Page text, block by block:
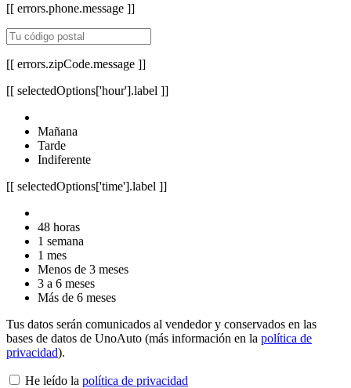
[[ errors.phone.message ]]
[[ errors.zipCode.message ]]
[[ selectedOptions['hour'].label ]]
Mañana
Tarde
Indiferente
[[ selectedOptions['time'].label ]]
48 horas
1 semana
1 mes
Menos de 3 meses
3 a 6 meses
Más de 6 meses
Tus datos serán comunicados al vendedor y conservados en las
bases de datos de UnoAuto (más información en la política de
privacidad).
He leído la política de privacidad